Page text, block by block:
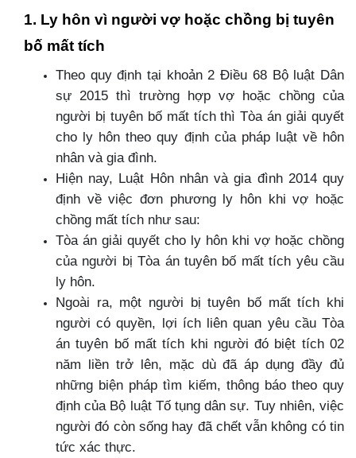
1. Ly hôn vì người vợ hoặc chồng bị tuyên
bố mất tích
Theo quy định tại khoản 2 Điều 68 Bộ luật Dân
sự 2015 thì trường hợp vợ hoặc chồng của
người bị tuyên bố mất tích thì Tòa án giải quyết
cho ly hôn theo quy định của pháp luật về hôn
nhân và gia đình.
Hiện nay, Luật Hôn nhân và gia đình 2014 quy
định về việc đơn phương ly hôn khi vợ hoặc
chồng mất tích như sau:
Tòa án giải quyết cho ly hôn khi vợ hoặc chồng
của người bị Tòa án tuyên bố mất tích yêu cầu
ly hôn.
Ngoài ra, một người bị tuyên bố mất tích khi
người có quyền, lợi ích liên quan yêu cầu Tòa
án tuyên bố mất tích khi người đó biệt tích 02
năm liền trở lên, mặc dù đã áp dụng đầy đủ
những biện pháp tìm kiếm, thông báo theo quy
định của Bộ luật Tố tụng dân sự. Tuy nhiên, việc
người đó còn sống hay đã chết vẫn không có tin
tức xác thực.